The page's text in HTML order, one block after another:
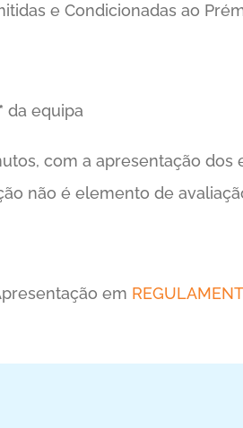
e Condicionadas ao
da equipa
com a apresentação
não é elemento de
em